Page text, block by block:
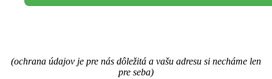
(ochrana údajov je pre nás dôležitá a vašu adresu si necháme len
pre seba)